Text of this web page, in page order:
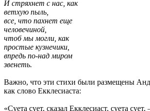
И стряхнет с нас, как
ветхую пыль,
все, что пахнет еще
человечиной,
чтоб мы могли, как
простые кузнечики,
впредь по-над миром
звенеть.
Важно, что эти стихи были размещены
как слово Екклесиаста:
«Суета сует, сказал Екклесиаст, суета